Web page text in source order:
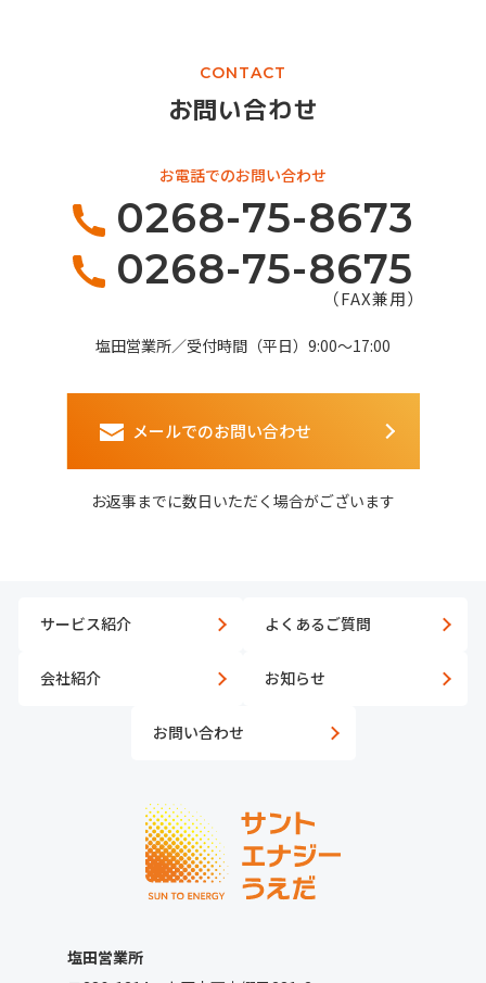
CONTACT
お問い合わせ
メールでのお問い合わせ
お返事までに数日いただく場合がございます
お電話でのお問い合わせ
0268-75-8673
0268-75-8675
（FAX兼用）
塩田営業所／受付時間（平日）9:00～17:00
サービス紹介 よくあるご質問
会社紹介 お知らせ
お問い合わせ
塩田営業所